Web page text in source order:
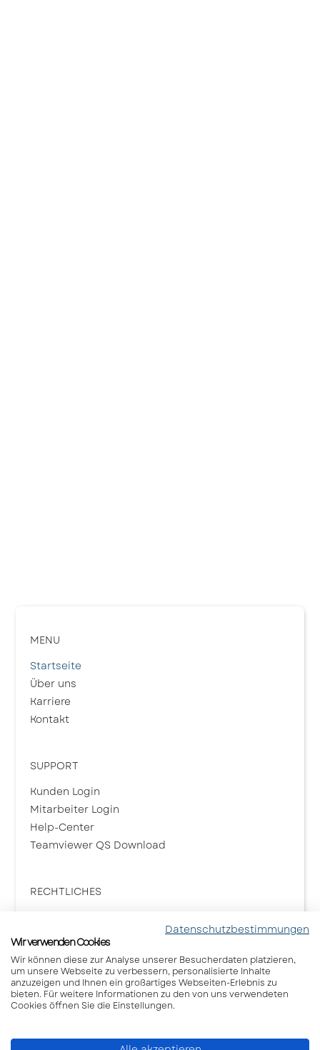
MENU
Startseite
Über uns
Karriere
Kontakt
SUPPORT
Kunden Login
Mitarbeiter Login
Help-Center
Teamviewer QS Download
RECHTLICHES
Impressum
Nutzungsbedingungen
AGBs
Datenschutzbestimmungen
Wir verwenden Cookies
Wir können diese zur Analyse unserer Besucherdaten platzieren,
um unsere Webseite zu verbessern, personalisierte Inhalte
anzuzeigen und Ihnen ein großartiges Webseiten-Erlebnis zu
bieten. Für weitere Informationen zu den von uns verwendeten
Cookies öffnen Sie die Einstellungen.